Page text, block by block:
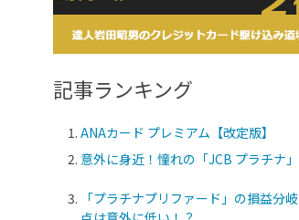
記事ランキング
ANAカード プレミアム【改定版】
意外に身近！憧れの「JCB プラチナ」
「プラチナプリファード」の損益分岐